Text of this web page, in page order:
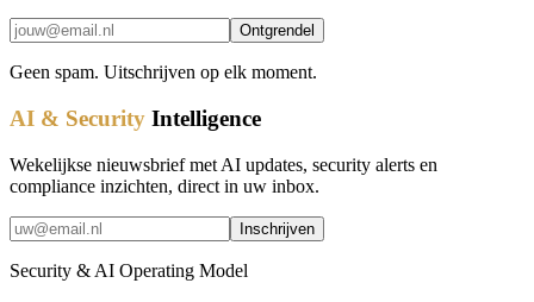
Ontgrendel
Geen spam. Uitschrijven op elk moment.
AI & Security Intelligence
Wekelijkse nieuwsbrief met AI updates, security alerts en
compliance inzichten, direct in uw inbox.
Inschrijven
Security & AI Operating Model